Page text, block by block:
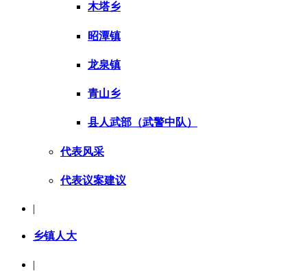
木塔乡
昭潭镇
龙泉镇
青山乡
县人武部（武警中队）
代表风采
代表议案建议
|
乡镇人大
|